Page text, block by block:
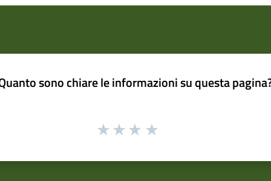
sono chiare le informazioni su questa